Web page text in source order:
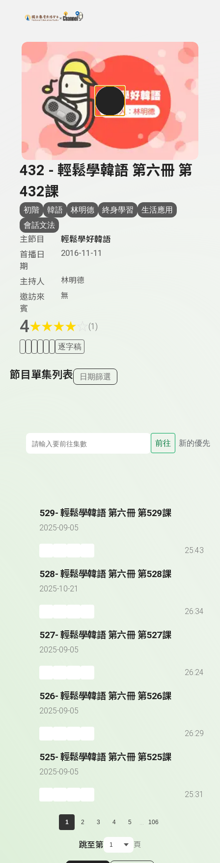
上方功能區塊
搜尋關鍵字：可輸入節目名稱、主持人或關鍵字
432 - 輕鬆學韓語 第六冊 第
432課
初階 韓語 林明德 終身學習
生活應用
會話文法
主節目
輕鬆學好韓語
首播日
期
2016-11-11
主持人 林明德
邀訪來
賓
無
4★★★★ (1)
逐字稿
節目單集列表 日期篩選
前往 新的優先
529- 輕鬆學韓語 第六冊 第529課
2025-09-05
25:43
528- 輕鬆學韓語 第六冊 第528課
2025-10-21
26:34
527- 輕鬆學韓語 第六冊 第527課
2025-09-05
26:24
526- 輕鬆學韓語 第六冊 第526課
2025-09-05
26:29
525- 輕鬆學韓語 第六冊 第525課
2025-09-05
25:31
1 2 3 4 5 ... 106
跳至第 頁